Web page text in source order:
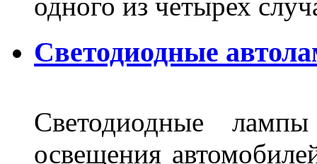
одного из четырех
Светодиодные
Светодиодные
освещения